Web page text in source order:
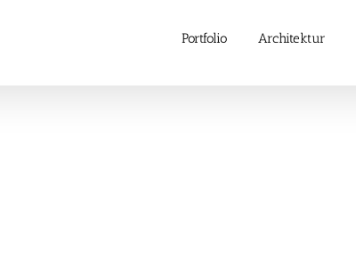
Portfolio Architektur